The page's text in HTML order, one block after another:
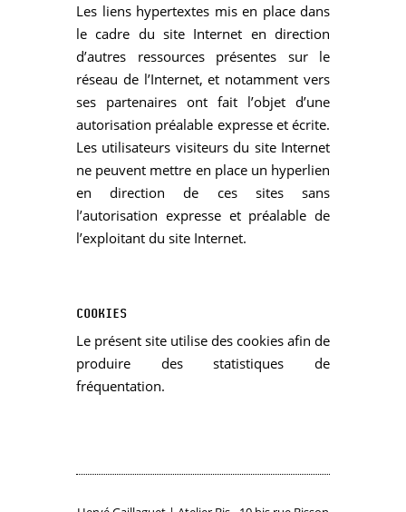
Les liens hypertextes mis en place dans
le cadre du site Internet en direction
d’autres ressources présentes sur le
réseau de l’Internet, et notamment vers
ses partenaires ont fait l’objet d’une
autorisation préalable expresse et écrite.
Les utilisateurs visiteurs du site Internet
ne peuvent mettre en place un hyperlien
en direction de ces sites sans
l’autorisation expresse et préalable de
l’exploitant du site Internet.
COOKIES
Le présent site utilise des cookies afin de
produire des statistiques de
fréquentation.